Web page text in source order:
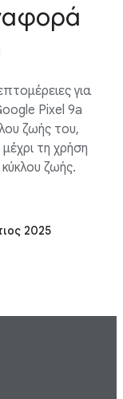
για
Pixel 9a
ζωής του,
τη χρήση
ζωής.
2025